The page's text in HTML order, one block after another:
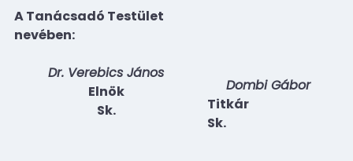
A Tanácsadó Testület
nevében:
Dr. Verebics János
Elnök
Sk.
Dombi Gábor
Titkár
Sk.